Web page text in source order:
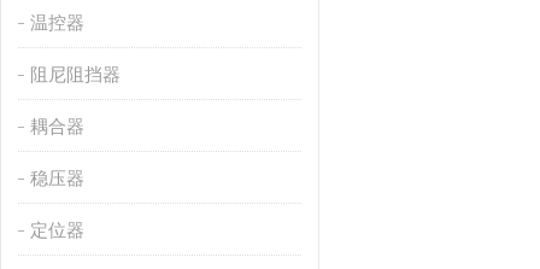
温控器
阻尼阻挡器
耦合器
稳压器
定位器